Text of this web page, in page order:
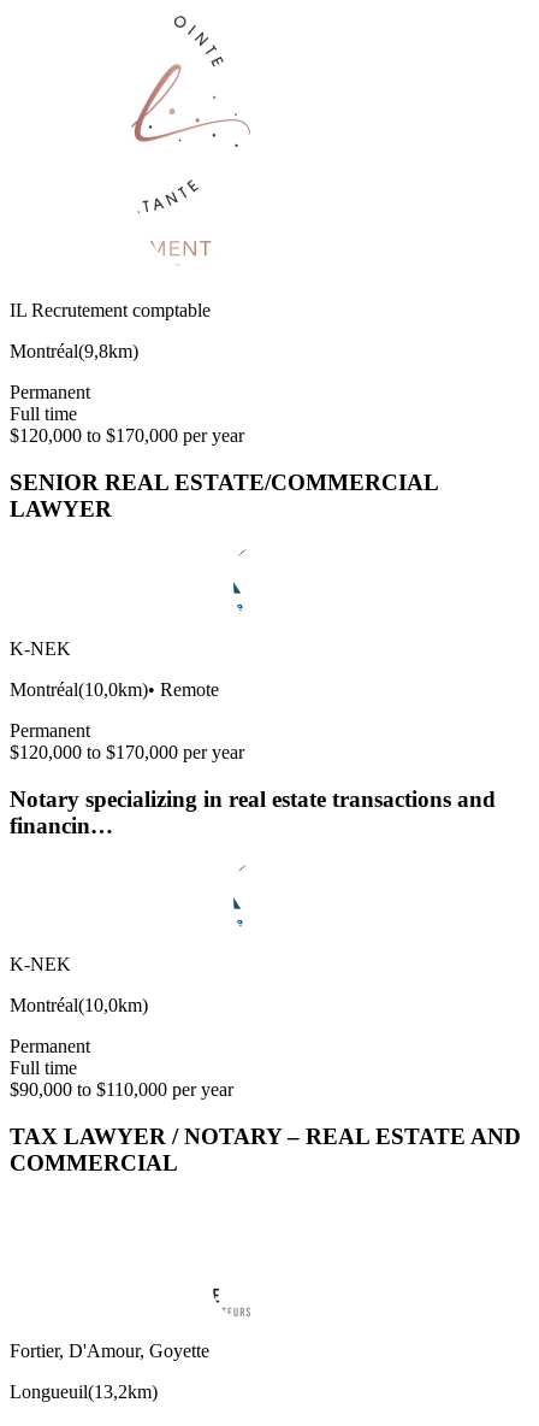
IL Recrutement comptable
Montréal(9,8km)
Permanent
Full time
$120,000 to $170,000 per year
SENIOR REAL ESTATE/COMMERCIAL
LAWYER
K-NEK
Montréal(10,0km)• Remote
Permanent
$120,000 to $170,000 per year
Notary specializing in real estate transactions and
financin…
K-NEK
Montréal(10,0km)
Permanent
Full time
$90,000 to $110,000 per year
TAX LAWYER / NOTARY – REAL ESTATE AND
COMMERCIAL
Fortier, D'Amour, Goyette
Longueuil(13,2km)